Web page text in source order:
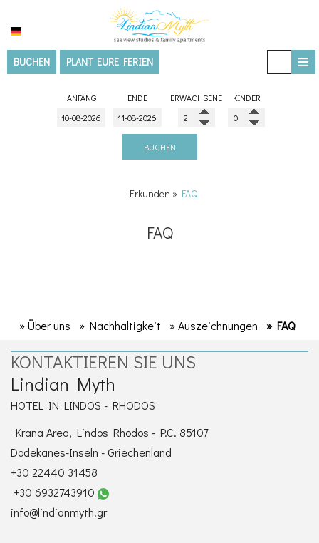
≡
BUCHEN PLANT EURE FERIEN
UNTERKUNFT
DIE VILLA
Wellness & Spa
Unbedingt ansehen - Reiseführer
GALLERIE
KONTAKT
ANFANG ENDE ERWACHSENE KINDER
BUCHEN
Erkunden » FAQ
FAQ
» Über uns » Nachhaltigkeit » Auszeichnungen » FAQ
KONTAKTIEREN SIE UNS
Lindian Myth
HOTEL IN LINDOS - RHODOS
Krana Area, Lindos Rhodos - P.C. 85107
Dodekanes-Inseln - Griechenland
+30 22440 31458
+30 6932743910
info@lindianmyth.gr